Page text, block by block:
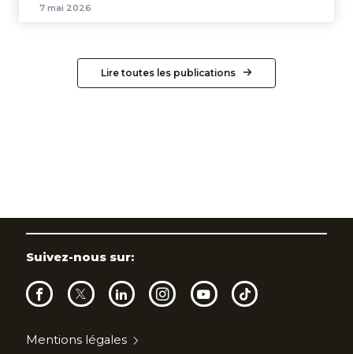
7 mai 2026
Lire toutes les publications
Mentions légales
Suivez-nous sur: